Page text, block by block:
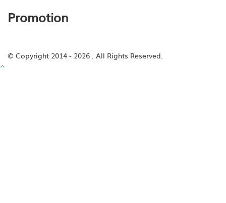
Promotion
© Copyright 2014 - 2026 . All Rights Reserved.